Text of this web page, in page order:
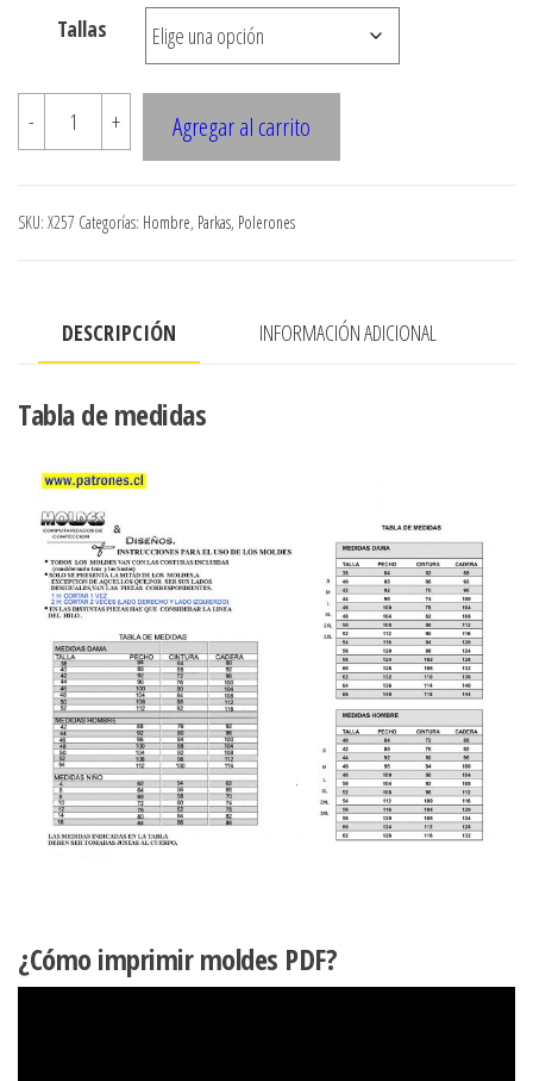
Tallas
-
X257
POLERON
APLICACIONES
ELASTICO
RUEDO
MANGA
cantidad
+ Agregar al carrito
SKU: X257 Categorías: Hombre, Parkas, Polerones
DESCRIPCIÓN INFORMACIÓN ADICIONAL
Tabla de medidas
¿Cómo imprimir moldes PDF?